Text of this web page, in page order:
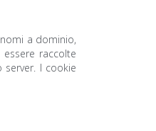
a dominio,
raccolte
I cookie